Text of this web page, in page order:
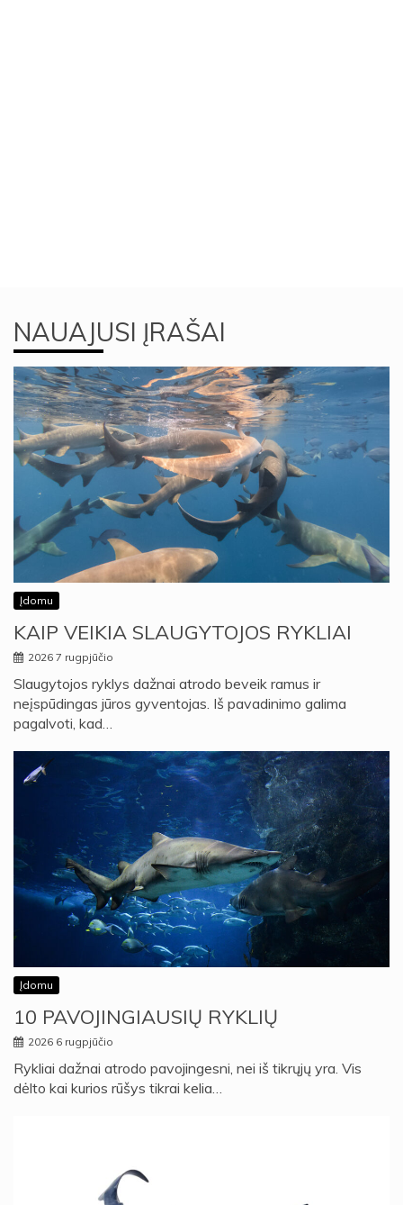
NAUAJUSI ĮRAŠAI
Įdomu
KAIP VEIKIA SLAUGYTOJOS RYKLIAI
2026 7 rugpjūčio
Slaugytojos ryklys dažnai atrodo beveik ramus ir
neįspūdingas jūros gyventojas. Iš pavadinimo galima
pagalvoti, kad…
Įdomu
10 PAVOJINGIAUSIŲ RYKLIŲ
2026 6 rugpjūčio
Rykliai dažnai atrodo pavojingesni, nei iš tikrųjų yra. Vis
dėlto kai kurios rūšys tikrai kelia…